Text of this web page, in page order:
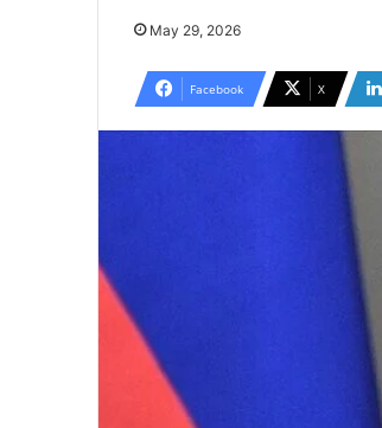
May 29, 2026
Facebook X